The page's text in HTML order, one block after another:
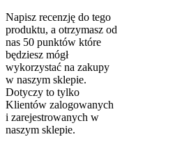
Napisz recenzję do tego
produktu, a otrzymasz od
nas 50 punktów które
będziesz mógł
wykorzystać na zakupy
w naszym sklepie.
Dotyczy to tylko
Klientów zalogowanych
i zarejestrowanych w
naszym sklepie.